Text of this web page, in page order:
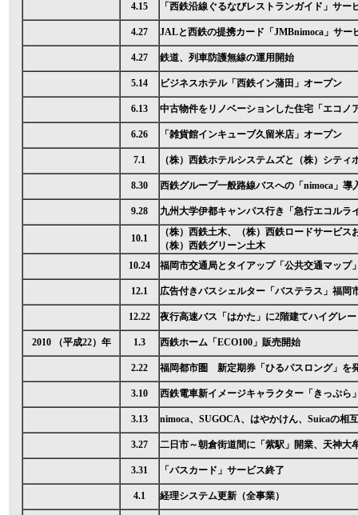
4.15 「西鉄沿線ぐるなびレストランガイド」サー
4.27 JALと西鉄の提携カード「JMBnimoca」サー
4.27 鉄道、列車防護無線の運用開始
5.14 ビジネスホテル「西鉄イン蒲田」オープン
6.13 中古物件をリノベーションした住宅「エコノ
6.26 「雑貨館インキューブ久留米店」オープン
7.1 （株）西鉄ホテルシステムズと（株）シティ
8.30 西鉄グループ一般路線バスへの「nimoca」導
9.28 九州大学伊都キャンパス行き「急行エコルラ
10.1
（株）西鉄土木、（株）西鉄ロードサービ
（株）西鉄グリーン土木
10.24
福岡市交通局とタイアップ「公共交通マップ
12.1 広告付きバスシェルター「バステラス」福岡
12.22 夜行高速バス「はかた」に2階建てハイグレ
2010 （平成22）年 1.3 西鉄ホーム「ECO100」販売開始
2.22 福岡都市圏 新定期券「ひるパスロング」を
3.10 西鉄電車新イメージキャラクター「きっぷら
3.13 nimoca、SUGOCA、はやかけん、Suicaの相
3.27 二日市～朝倉街道間に「紫駅」開業、天神大
3.31 「バスカード」サービス終了
4.1 経理システム更新（全事業）